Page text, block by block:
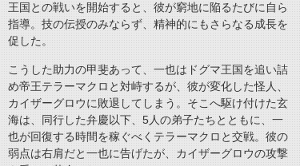
王国との戦いを開始すると、彼が窮地に陥るたびに自ら
指導。技の伝授のみならず、精神的にもさらなる成長を
促した。
こうした助力の甲斐あって、一也はドグマ王国を追い詰
め帝王テラーマクロと対峙するが、彼が変化した怪人、
カイザーグロウに敗退してしまう。そこへ駆け付けた玄
海は、同行した弁慶以下、5人の弟子たちとともに、一
也が回復する時間を稼ぐべくテラーマクロと交戦。彼の
弱点は右肩だと一也に告げたが、カイザーグロウの攻撃